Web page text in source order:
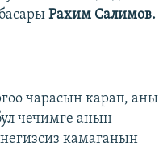
Рахим Салимов.
чарасын карап, аны
чечимге анын
камаганын